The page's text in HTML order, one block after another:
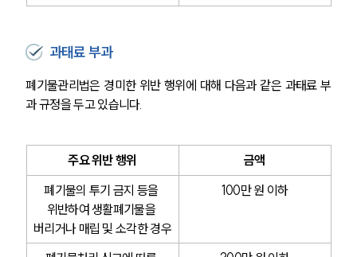
PROFESSIONALS
기업전문변호사
그룹소개
대륜의 강점
기업의뢰인을 위한 장점
업무협력·법률자문 기업
오시는 길
글로벌 파트너 로펌
과태료 부과
폐기물관리법은 경미한 위반 행위에 대해 다음과 같은 과태료 부
과 규정을 두고 있습니다.
주요 위반 행위
금액
폐기물의 투기 금지 등을
위반하여 생활폐기물을
버리거나 매립 및 소각한 경우
100만 원 이하